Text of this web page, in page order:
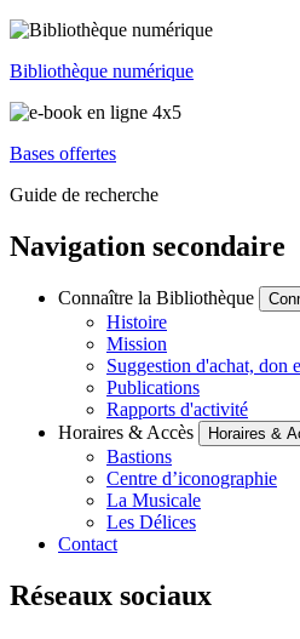
Bibliothèque numérique
Bases offertes
Guide de recherche
Navigation secondaire
Connaître la Bibliothèque
Histoire
Mission
Suggestion d'achat, don
Publications
Rapports d'activité
Horaires & Accès
Horaires &
Bastions
Centre d’iconographie
La Musicale
Les Délices
Contact
Réseaux sociaux